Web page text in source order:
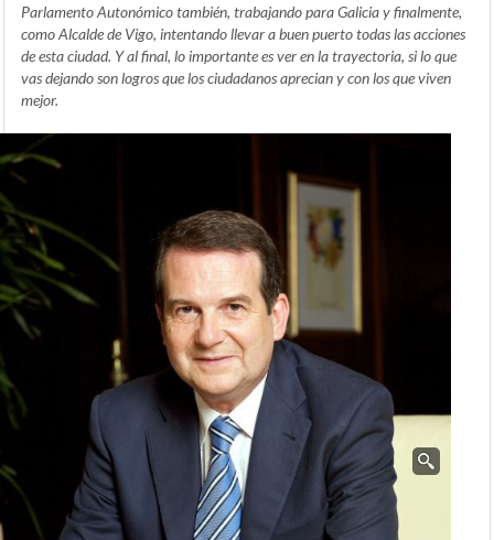
Parlamento Autonómico también, trabajando para Galicia y finalmente,
como Alcalde de Vigo, intentando llevar a buen puerto todas las acciones
de esta ciudad. Y al final, lo importante es ver en la trayectoria, si lo que
vas dejando son logros que los ciudadanos aprecian y con los que viven
mejor.